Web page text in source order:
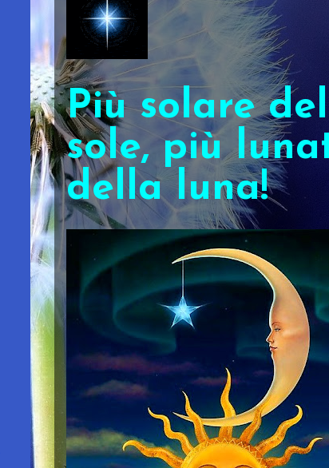
Più solare del
sole, più
della luna!